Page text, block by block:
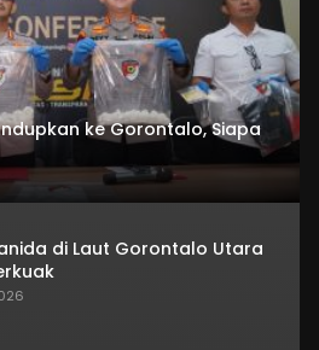
ke Gorontalo, Siapa
di Laut Gorontalo Utara